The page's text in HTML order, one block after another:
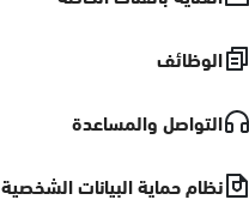
الوظائف
التواصل والمساعدة
نظام حماية البيانات الشخصية